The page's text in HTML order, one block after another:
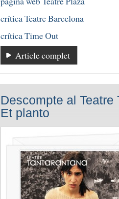
crítica Teatre Barcelona
crítica Time Out
Article complet
Descompte al Teatre
Et planto